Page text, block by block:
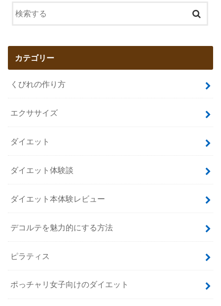
カテゴリー
くびれの作り方
エクササイズ
ダイエット
ダイエット体験談
ダイエット本体験レビュー
デコルテを魅力的にする方法
ピラティス
ポっチャリ女子向けのダイエット